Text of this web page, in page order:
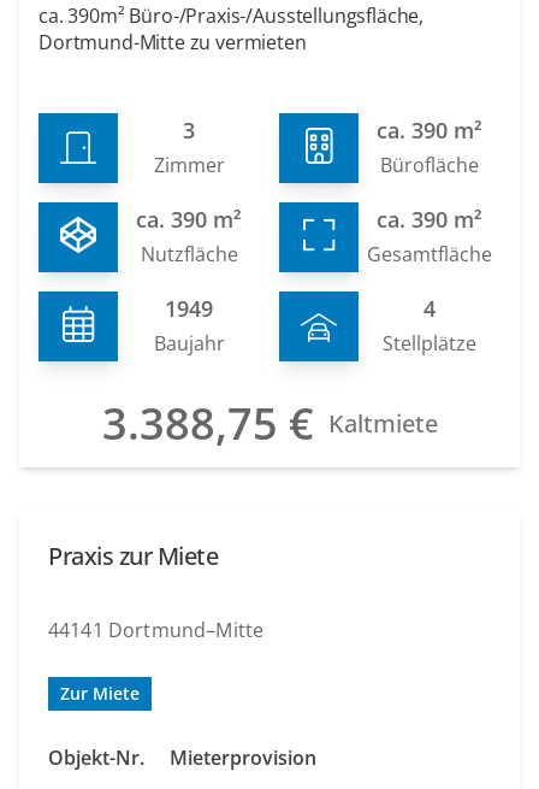
ca. 390m² Büro-/Praxis-/Ausstellungsfläche,
Dortmund-Mitte zu vermieten
3
Zimmer
ca. 390 m²
Bürofläche
ca. 390 m²
Nutzfläche
ca. 390 m²
Gesamtfläche
1949
Baujahr
4
Stellplätze
3.388,75 € Kaltmiete
Praxis zur Miete
44141 Dortmund–Mitte
Zur Miete
Objekt-Nr.
Mieterprovision